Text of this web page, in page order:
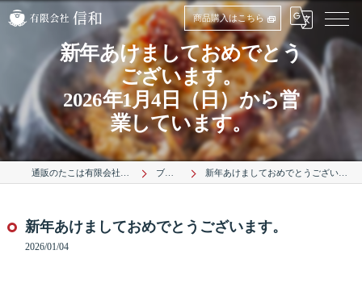
商品購入はこちら
新年あけましておめでとう
ございます。
2026年1月4日（日）から営
業しています。
ブログ 新年あけましておめでとうございます。
新年あけましておめでとうございます。
2026/01/04